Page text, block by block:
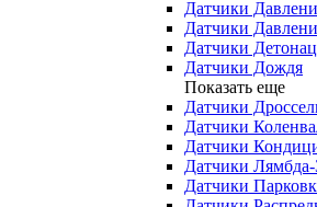
Датчики
Датчики
Датчики
Датчики Дождя
Показать еще
Датчики
Датчики
Датчики
Датчики Лямбда-
Датчики